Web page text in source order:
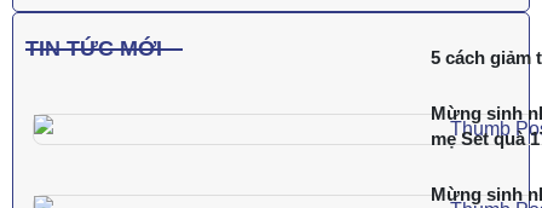
TIN TỨC MỚI 5 cách giảm
Mừng sinh
mẹ Set quà
Mừng sinh